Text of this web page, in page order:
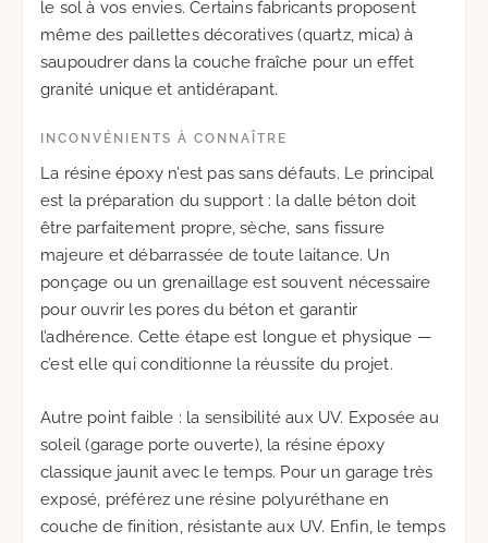
le sol à vos envies. Certains fabricants proposent
même des paillettes décoratives (quartz, mica) à
saupoudrer dans la couche fraîche pour un effet
granité unique et antidérapant.
INCONVÉNIENTS À CONNAÎTRE
La résine époxy n’est pas sans défauts. Le principal
est la préparation du support : la dalle béton doit
être parfaitement propre, sèche, sans fissure
majeure et débarrassée de toute laitance. Un
ponçage ou un grenaillage est souvent nécessaire
pour ouvrir les pores du béton et garantir
l’adhérence. Cette étape est longue et physique —
c’est elle qui conditionne la réussite du projet.
Autre point faible : la sensibilité aux UV. Exposée au
soleil (garage porte ouverte), la résine époxy
classique jaunit avec le temps. Pour un garage très
exposé, préférez une résine polyuréthane en
couche de finition, résistante aux UV. Enfin, le temps